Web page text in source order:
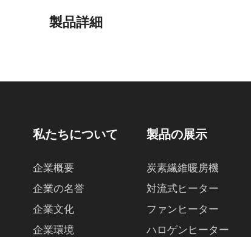
製品詳細
私たちについて
企業概要
企業の名誉
企業文化
企業環境
製品の展示
炭素繊維暖房機
対流式ヒーター
ファンヒーター
ハロゲンヒーター